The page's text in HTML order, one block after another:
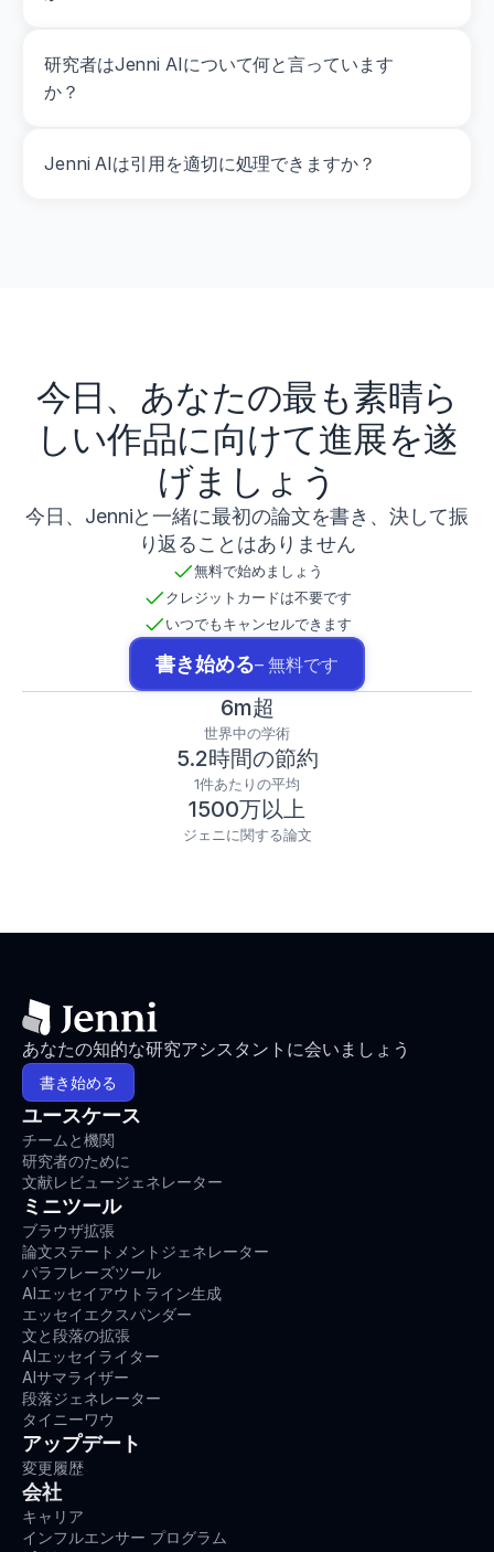
研究者はJenni AIについて何と言っています
か？
Jenni AIは引用を適切に処理できますか？
今日、あなたの最も素晴ら
しい作品に向けて進展を遂
げましょう
今日、Jenniと一緒に最初の論文を書き、決して振
り返ることはありません
無料で始めましょう
クレジットカードは不要です
いつでもキャンセルできます
書き始める– 無料です
6m超
世界中の学術
5.2時間の節約
1件あたりの平均
1500万以上
ジェニに関する論文
あなたの知的な研究アシスタントに会いましょう
書き始める
ユースケース
チームと機関
研究者のために
文献レビュージェネレーター
ミニツール
ブラウザ拡張
論文ステートメントジェネレーター
パラフレーズツール
AIエッセイアウトライン生成
エッセイエクスパンダー
文と段落の拡張
AIエッセイライター
AIサマライザー
段落ジェネレーター
タイニーワウ
アップデート
変更履歴
会社
キャリア
インフルエンサー プログラム